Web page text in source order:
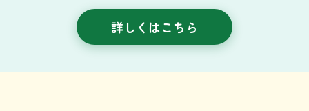
詳しくはこちら